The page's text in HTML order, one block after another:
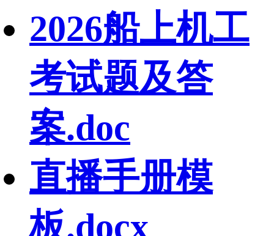
2026船上机工
考试题及答
案.doc
直播手册模
板.docx